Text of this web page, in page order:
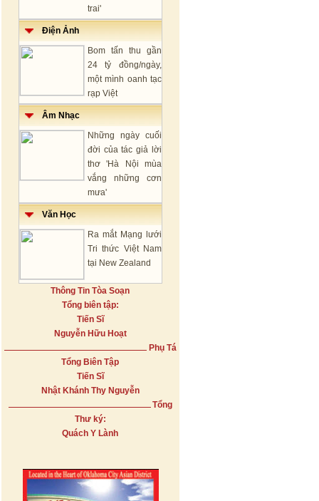
trai'
Điện Ảnh
Bom tấn thu gần
24 tỷ đồng/ngày,
một mình oanh tạc
rạp Việt
Âm Nhạc
Những ngày cuối
đời của tác giả lời
thơ 'Hà Nội mùa
vắng những cơn
mưa'
Văn Học
Ra mắt Mạng lưới
Tri thức Việt Nam
tại New Zealand
Thông Tin Tòa Soạn
Tổng biên tập:
Tiến Sĩ
Nguyễn Hữu Hoạt
Phụ Tá
Tổng Biên Tập
Tiến Sĩ
Nhật Khánh Thy Nguyễn
Tổng
Thư ký:
Quách Y Lành